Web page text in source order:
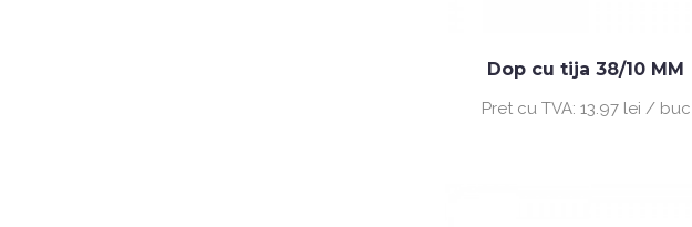
Dop cu tija 38/10 MM
Pret cu TVA: 13.97 lei / buc